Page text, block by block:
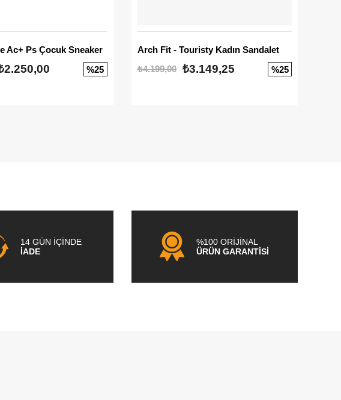
Ac+ Ps Çocuk Sneaker
%25
Arch Fit - Touristy Kadın Sandalet
₺4.199,00
₺3.149,25 %25
14 GÜN İÇİNDE
İADE
%100 ORİJİNAL
ÜRÜN GARANTİSİ